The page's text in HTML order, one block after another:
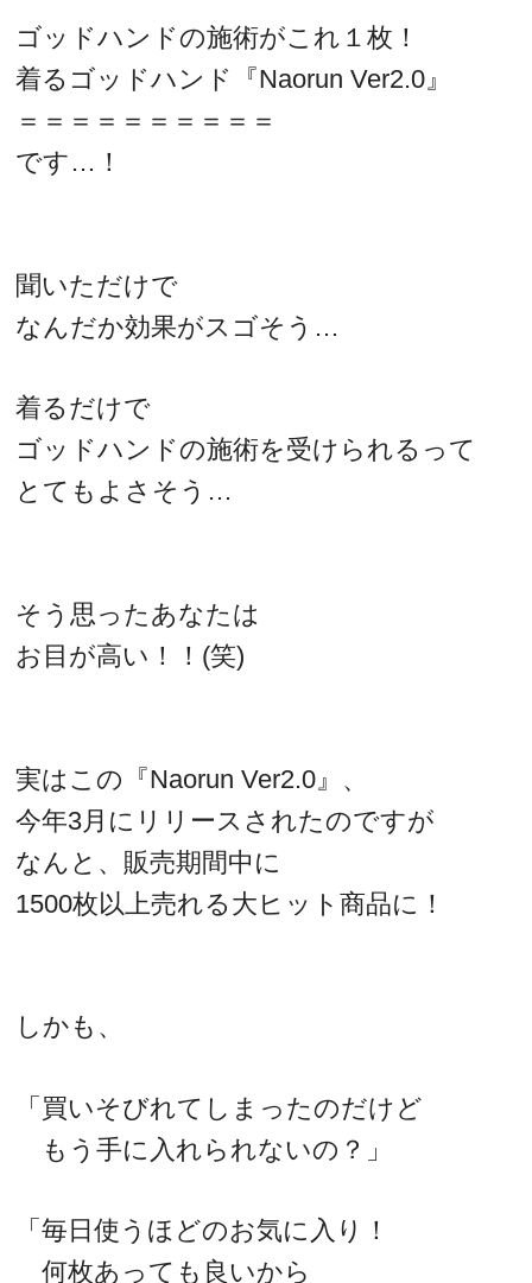
ゴッドハンドの施術がこれ１枚！
着るゴッドハンド『Naorun Ver2.0』
＝＝＝＝＝＝＝＝＝＝
です…！
聞いただけで
なんだか効果がスゴそう…
着るだけで
ゴッドハンドの施術を受けられるって
とてもよさそう…
そう思ったあなたは
お目が高い！！(笑)
実はこの『Naorun Ver2.0』、
今年3月にリリースされたのですが
なんと、販売期間中に
1500枚以上売れる大ヒット商品に！
しかも、
「買いそびれてしまったのだけど
もう手に入れられないの？」
「毎日使うほどのお気に入り！
何枚あっても良いから